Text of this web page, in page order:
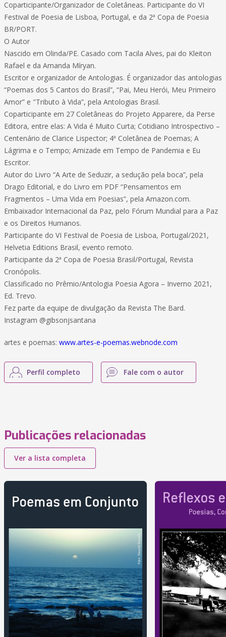
Coparticipante/Organizador de Coletâneas. Participante do VI
Festival de Poesia de Lisboa, Portugal, e da 2ª Copa de Poesia
BR/PORT.
O Autor
Nascido em Olinda/PE. Casado com Tacila Alves, pai do Kleiton
Rafael e da Amanda Míryan.
Escritor e organizador de Antologias. É organizador das antologias
“Poemas dos 5 Cantos do Brasil”, “Pai, Meu Herói, Meu Primeiro
Amor” e "Tributo à Vida”, pela Antologias Brasil.
Coparticipante em 27 Coletâneas do Projeto Apparere, da Perse
Editora, entre elas: A Vida é Muito Curta; Cotidiano Introspectivo –
Centenário de Clarice Lispector; 4ª Coletânea de Poemas; A
Lágrima e o Tempo; Amizade em Tempo de Pandemia e Eu
Escritor.
Autor do Livro “A Arte de Seduzir, a sedução pela boca”, pela
Drago Editorial, e do Livro em PDF “Pensamentos em
Fragmentos – Uma Vida em Poesias”, pela Amazon.com.
Embaixador Internacional da Paz, pelo Fórum Mundial para a Paz
e os Direitos Humanos.
Participante do VI Festival de Poesia de Lisboa, Portugal/2021,
Helvetia Editions Brasil, evento remoto.
Participante da 2ª Copa de Poesia Brasil/Portugal, Revista
Cronópolis.
Classificado no Prêmio/Antologia Poesia Agora – Inverno 2021,
Ed. Trevo.
Fez parte da equipe de divulgação da Revista The Bard.
Instagram @gibsonjsantana
artes e poemas: www.artes-e-poemas.webnode.com
Perfil completo Fale com o autor
Publicações relacionadas
Ver a lista completa